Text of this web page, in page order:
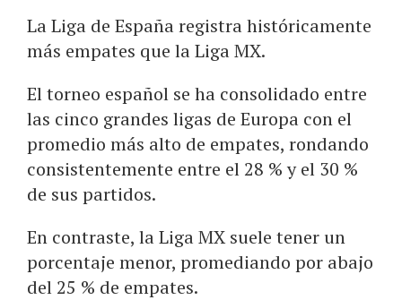
La Liga de España registra históricamente
más empates que la Liga MX.
El torneo español se ha consolidado entre
las cinco grandes ligas de Europa con el
promedio más alto de empates, rondando
consistentemente entre el 28 % y el 30 %
de sus partidos.
En contraste, la Liga MX suele tener un
porcentaje menor, promediando por abajo
del 25 % de empates.